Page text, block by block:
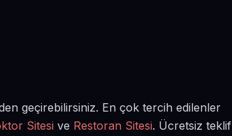
geçirebilirsiniz. En çok tercih edilenler
Sitesi ve Restoran Sitesi. Ücretsiz teklif